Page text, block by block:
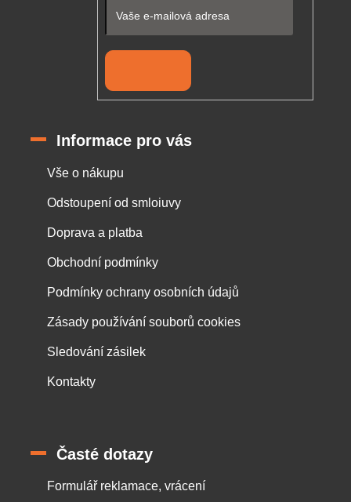
Informace pro vás
Vše o nákupu
Odstoupení od smloiuvy
Doprava a platba
Obchodní podmínky
Podmínky ochrany osobních údajů
Zásady používání souborů cookies
Sledování zásilek
Kontakty
Časté dotazy
Formulář reklamace, vrácení